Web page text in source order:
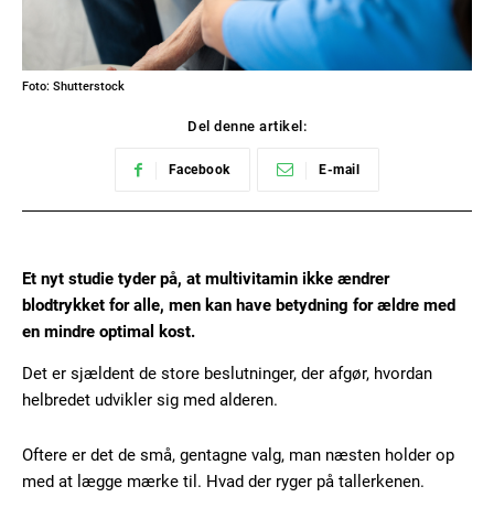
Foto: Shutterstock
Del denne artikel:
Facebook E-mail
Et nyt studie tyder på, at multivitamin ikke ændrer
blodtrykket for alle, men kan have betydning for ældre med
en mindre optimal kost.
Det er sjældent de store beslutninger, der afgør, hvordan
helbredet udvikler sig med alderen.
Oftere er det de små, gentagne valg, man næsten holder op
med at lægge mærke til. Hvad der ryger på tallerkenen.